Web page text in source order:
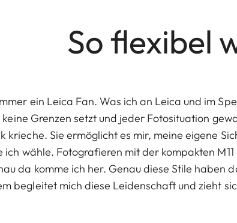
So flexibel
ein Leica Fan. Was ich an Leica und im
Grenzen setzt und jeder Fotosituation
krieche. Sie ermöglicht es mir, meine eigene
ich wähle. Fotografieren mit der kompakten
da komme ich her. Genau diese Stile haben
begleitet mich diese Leidenschaft und zieht